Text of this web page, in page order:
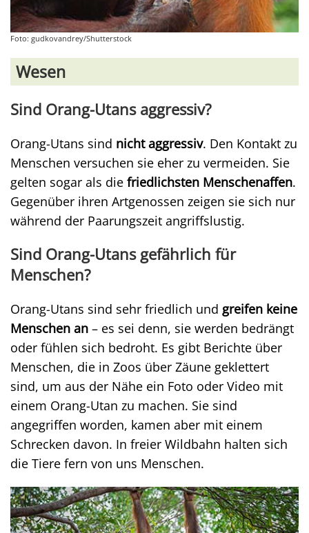
Foto: gudkovandrey/Shutterstock
Wesen
Sind Orang-Utans aggressiv?
Orang-Utans sind nicht aggressiv. Den Kontakt zu
Menschen versuchen sie eher zu vermeiden. Sie
gelten sogar als die friedlichsten Menschenaffen.
Gegenüber ihren Artgenossen zeigen sie sich nur
während der Paarungszeit angriffslustig.
Sind Orang-Utans gefährlich für
Menschen?
Orang-Utans sind sehr friedlich und greifen keine
Menschen an – es sei denn, sie werden bedrängt
oder fühlen sich bedroht. Es gibt Berichte über
Menschen, die in Zoos über Zäune geklettert
sind, um aus der Nähe ein Foto oder Video mit
einem Orang-Utan zu machen. Sie sind
angegriffen worden, kamen aber mit einem
Schrecken davon. In freier Wildbahn halten sich
die Tiere fern von uns Menschen.